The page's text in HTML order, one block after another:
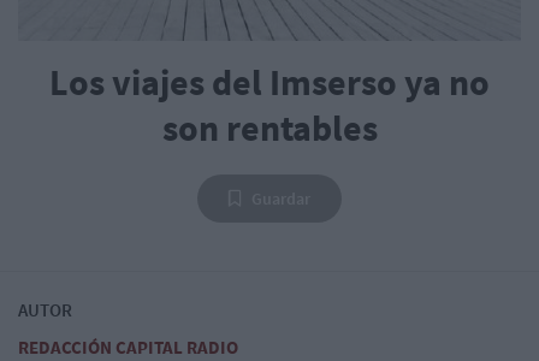
Los viajes del Imserso ya no
son rentables
AUTOR
REDACCIÓN CAPITAL RADIO